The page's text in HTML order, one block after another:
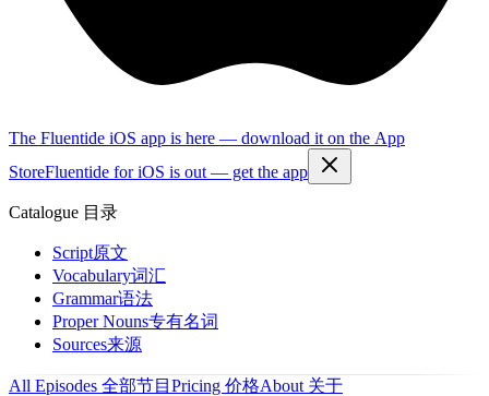
The Fluentide iOS app is here — download it on the App
StoreFluentide for iOS is out — get the app
Catalogue 目录
Script原文
Vocabulary词汇
Grammar语法
Proper Nouns专有名词
Sources来源
All Episodes 全部节目 Pricing 价格About 关于